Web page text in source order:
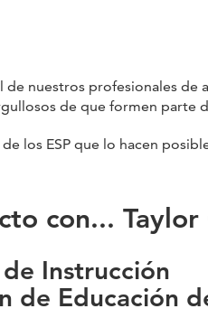
nuestros profesionales de
de que formen parte
los ESP que lo hacen
con...
Instrucción
de Educación